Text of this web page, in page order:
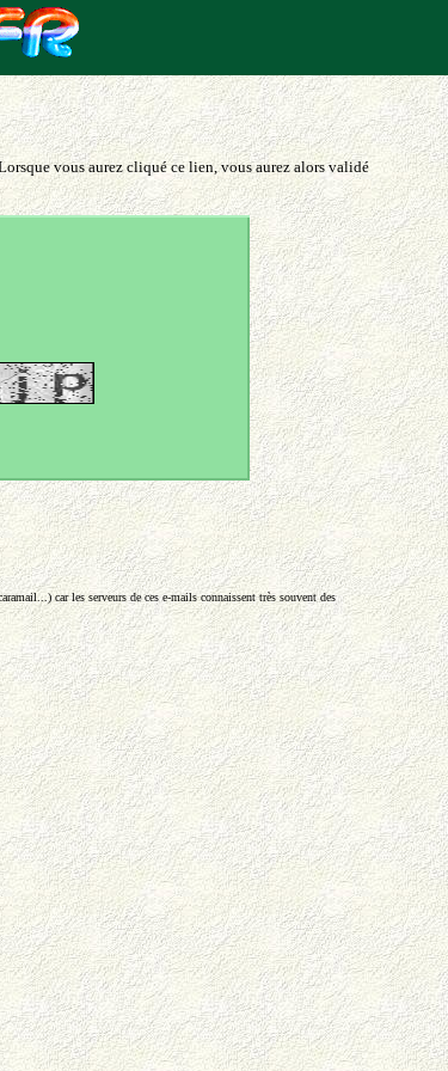
vous aurez cliqué ce lien, vous aurez alors validé
car les serveurs de ces e-mails connaissent très souvent des